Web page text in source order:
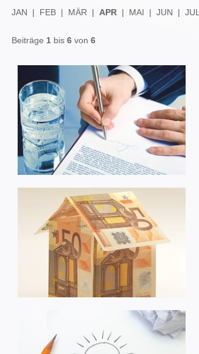
JAN | FEB | MÄR | APR | MAI | JUN | JUL
Beiträge 1 bis 6 von 6